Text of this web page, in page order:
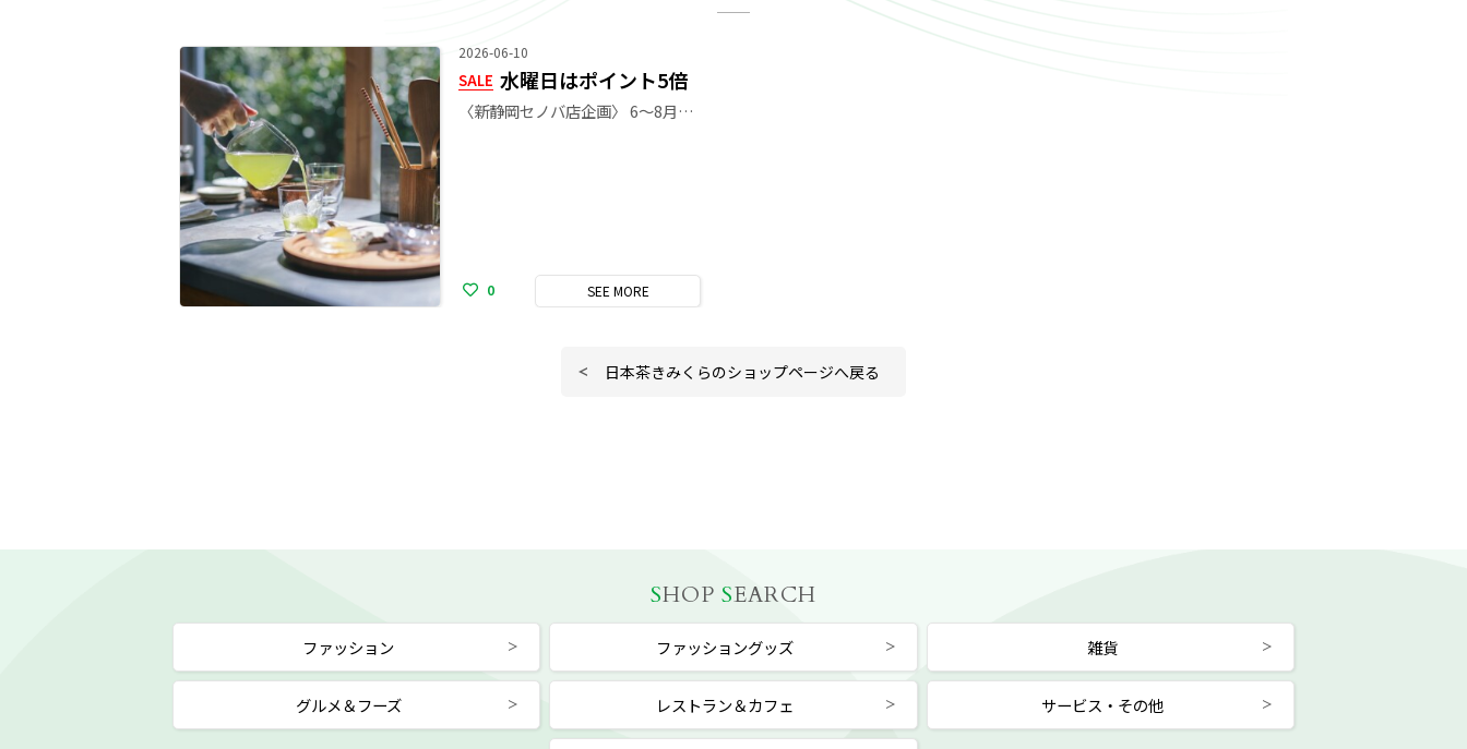
2026-06-10
SALE 水曜日はポイント5倍
〈新静岡セノバ店企画〉 6～8月・夏限定 毎週水曜日ポイント5倍！ 日本茶きみくらの店舗ポイントが 通常100円で1ポイント付与されるところ よりポイントがたくさん貯まります。 全商品・新規ご入会のお客様も対象です。 お得な水曜日に、ぜひお買い物をご利用ください。
0 SEE MORE
日本茶きみくらのショップページへ戻る
SHOP SEARCH
ファッション ファッショングッズ 雑貨
グルメ＆フーズ レストラン＆カフェ サービス・その他